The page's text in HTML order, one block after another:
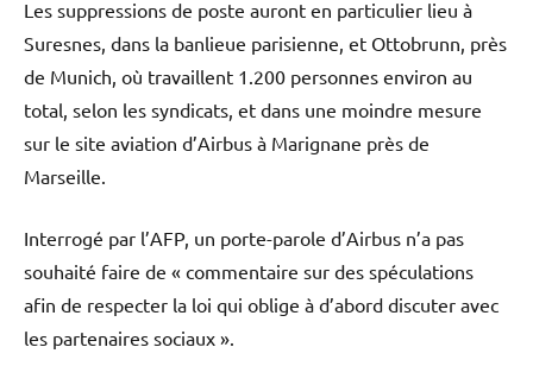
Les suppressions de poste auront en particulier lieu à
Suresnes, dans la banlieue parisienne, et Ottobrunn, près
de Munich, où travaillent 1.200 personnes environ au
total, selon les syndicats, et dans une moindre mesure
sur le site aviation d’Airbus à Marignane près de
Marseille.
Interrogé par l’AFP, un porte-parole d’Airbus n’a pas
souhaité faire de « commentaire sur des spéculations
afin de respecter la loi qui oblige à d’abord discuter avec
les partenaires sociaux ».